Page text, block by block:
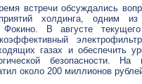
встречи обсуждались
холдинга, одним
В августе
газах и обеспечить
безопасности. На
около 200 миллионов